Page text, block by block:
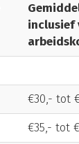
inclusief
€30,- tot
€35,- tot